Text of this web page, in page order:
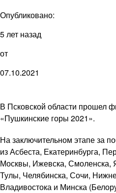
Опубликовано:
5 лет назад
от
07.10.2021
В Псковской области прошел
«Пушкинские горы 2021».
На заключительном этапе за
из Асбеста, Екатеринбурга,
Москвы, Ижевска, Смоленска,
Тулы, Челябинска, Сочи,
Владивостока и Минска